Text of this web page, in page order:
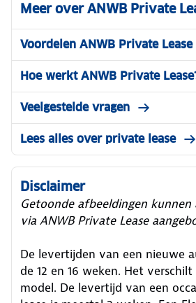
Meer over ANWB Private
Voordelen ANWB Private Lease
Hoe werkt ANWB Private
Veelgestelde vragen
Lees alles over private lease
Disclaimer
Getoonde afbeeldingen
via ANWB Private Lease
De levertijden van een nieuwe
de 12 en 16 weken. Het
model. De levertijd van een